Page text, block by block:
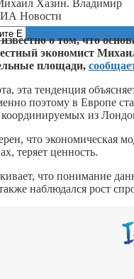
Хазин. Владимир
Новости
известно о том, что
экономист
площади,
эта тенденция
поэтому в Европе
из
что экономическая
теряет ценность.
что понимание
наблюдался рост